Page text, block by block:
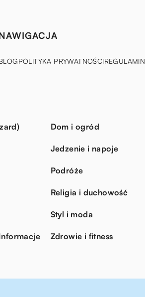
POLITYKA PRYWATNOŚCIREGULAMIN
Dom i ogród
Jedzenie i napoje
Podróże
Religia i duchowość
Styl i moda
Zdrowie i fitness